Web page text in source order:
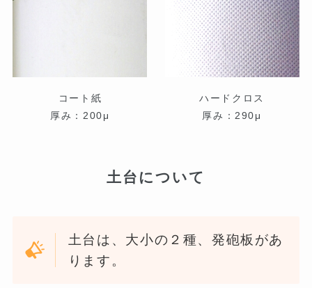
コート紙
厚み：200μ
ハードクロス
厚み：290μ
土台について
土台は、大小の２種、発砲板があ
ります。